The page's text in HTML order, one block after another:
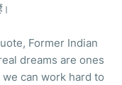
Former Indian
dreams are ones
can work hard to